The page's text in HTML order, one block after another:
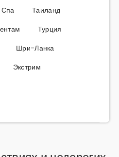
Спа
Таиланд
Турция
Шри-Ланка
Экстрим